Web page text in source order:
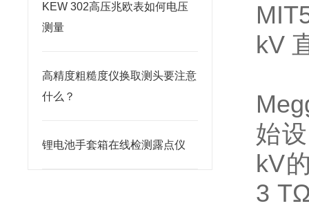
KEW 302高压兆欧表如何电压
测量
高精度粗糙度仪换取测头要注意
什么？
锂电池手套箱在线检测露点仪
kV
始
kV
3